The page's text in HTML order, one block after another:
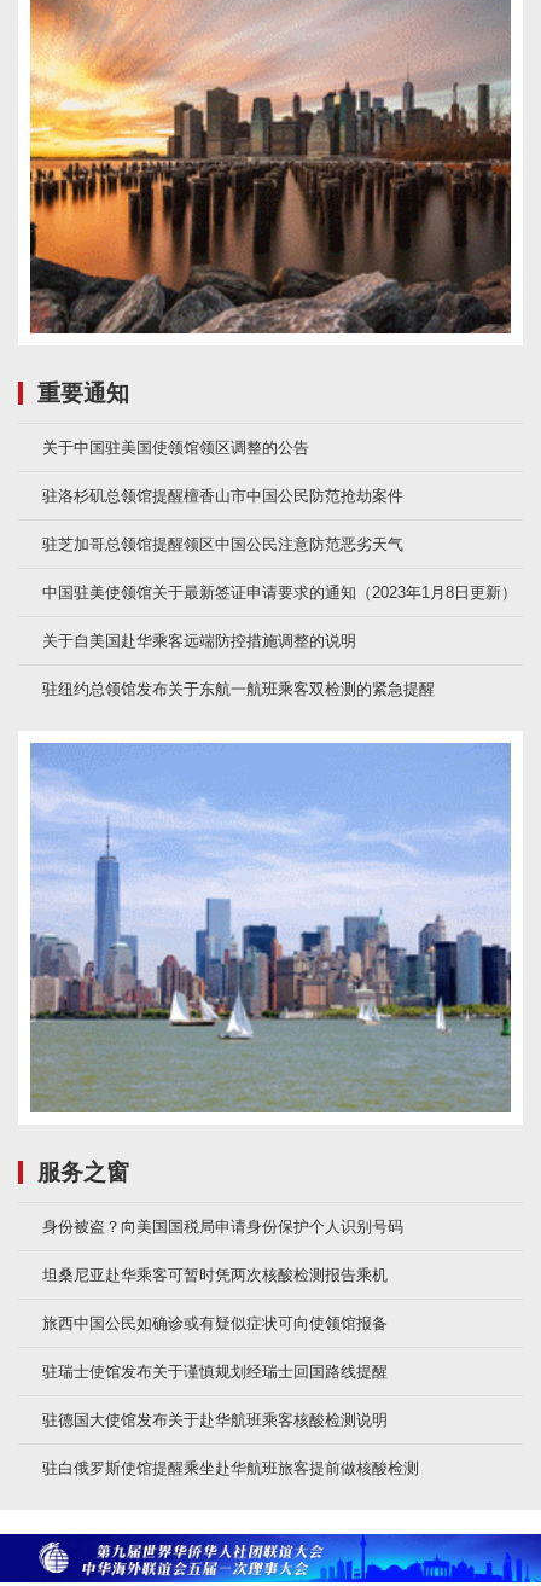
重要通知
关于中国驻美国使领馆领区调整的公告
驻洛杉矶总领馆提醒檀香山市中国公民防范抢劫案件
驻芝加哥总领馆提醒领区中国公民注意防范恶劣天气
中国驻美使领馆关于最新签证申请要求的通知（2023年1月8日更新）
关于自美国赴华乘客远端防控措施调整的说明
驻纽约总领馆发布关于东航一航班乘客双检测的紧急提醒
服务之窗
身份被盗？向美国国税局申请身份保护个人识别号码
坦桑尼亚赴华乘客可暂时凭两次核酸检测报告乘机
旅西中国公民如确诊或有疑似症状可向使领馆报备
驻瑞士使馆发布关于谨慎规划经瑞士回国路线提醒
驻德国大使馆发布关于赴华航班乘客核酸检测说明
驻白俄罗斯使馆提醒乘坐赴华航班旅客提前做核酸检测